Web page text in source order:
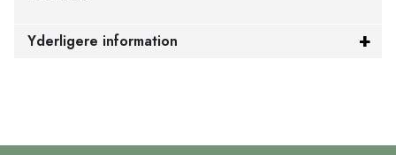
Yderligere information